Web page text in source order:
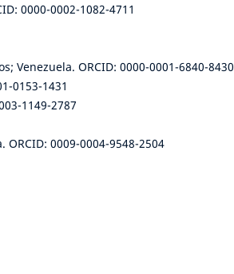
0000-0002-1082-4711
Venezuela. ORCID: 0000-0001-6840-8430
0153-1431
1149-2787
ORCID: 0009-0004-9548-2504